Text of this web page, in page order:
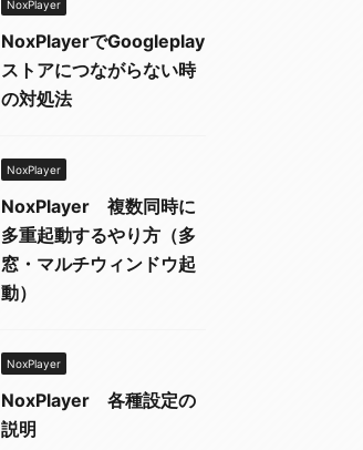
NoxPlayer
NoxPlayerでGoogleplay
ストアにつながらない時
の対処法
NoxPlayer
NoxPlayer 複数同時に
多重起動するやり方（多
窓・マルチウィンドウ起
動）
NoxPlayer
NoxPlayer 各種設定の
説明